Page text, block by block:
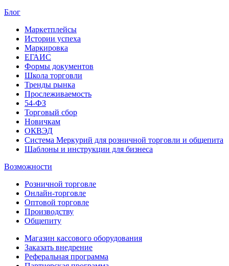
Блог
Маркетплейсы
Истории успеха
Маркировка
ЕГАИС
Формы документов
Школа торговли
Тренды рынка
Прослеживаемость
54-ФЗ
Торговый сбор
Новичкам
ОКВЭД
Система Меркурий для розничной торговли и общепита
Шаблоны и инструкции для бизнеса
Возможности
Розничной торговле
Онлайн-торговле
Оптовой торговле
Производству
Общепиту
Магазин кассового оборудования
Заказать внедрение
Реферальная программа